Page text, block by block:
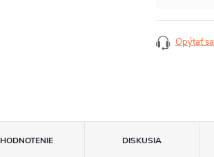
Opýtať sa
HODNOTENIE DISKUSIA